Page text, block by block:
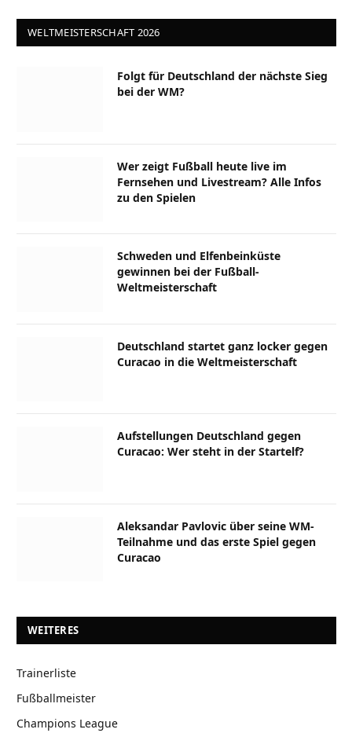
WELTMEISTERSCHAFT 2026
Folgt für Deutschland der nächste Sieg
bei der WM?
Wer zeigt Fußball heute live im
Fernsehen und Livestream? Alle Infos
zu den Spielen
Schweden und Elfenbeinküste
gewinnen bei der Fußball-
Weltmeisterschaft
Deutschland startet ganz locker gegen
Curacao in die Weltmeisterschaft
Aufstellungen Deutschland gegen
Curacao: Wer steht in der Startelf?
Aleksandar Pavlovic über seine WM-
Teilnahme und das erste Spiel gegen
Curacao
WEITERES
Trainerliste
Fußballmeister
Champions League